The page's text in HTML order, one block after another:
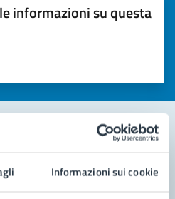
Informazioni sui cookie
informazioni su questa
(da 1 a 5 stelle)
per valutare la chiarezza delle
su 5
su 5